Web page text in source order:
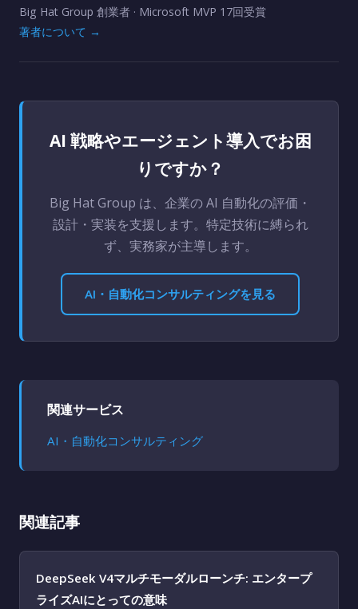
Big Hat Group 創業者 · Microsoft MVP 17回受賞
著者について →
AI 戦略やエージェント導入でお困
りですか？
Big Hat Group は、企業の AI 自動化の評価・
設計・実装を支援します。特定技術に縛られ
ず、実務家が主導します。
AI・自動化コンサルティングを見る
関連サービス
AI・自動化コンサルティング
関連記事
DeepSeek V4マルチモーダルローンチ: エンタープ
ライズAIにとっての意味